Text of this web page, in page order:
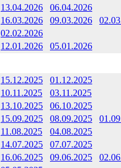
13.04.2026
06.04.2026
16.03.2026 09.03.2026
02.02.2026
12.01.2026 05.01.2026
15.12.2025
01.12.2025
10.11.2025
03.11.2025
13.10.2025
06.10.2025
15.09.2025 08.09.2025
11.08.2025
04.08.2025
14.07.2025
07.07.2025
16.06.2025 09.06.2025